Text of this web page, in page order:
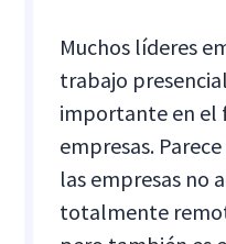
Muchos líderes
trabajo
importante en el
empresas.
las empresas no
totalmente